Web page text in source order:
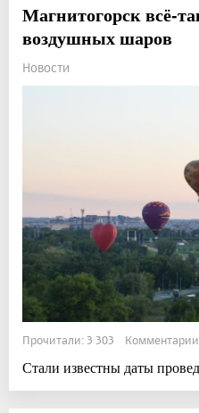
Магнитогорск всё-
воздушных шаров
Новости
Прочитали: 3 303
Стали известны даты